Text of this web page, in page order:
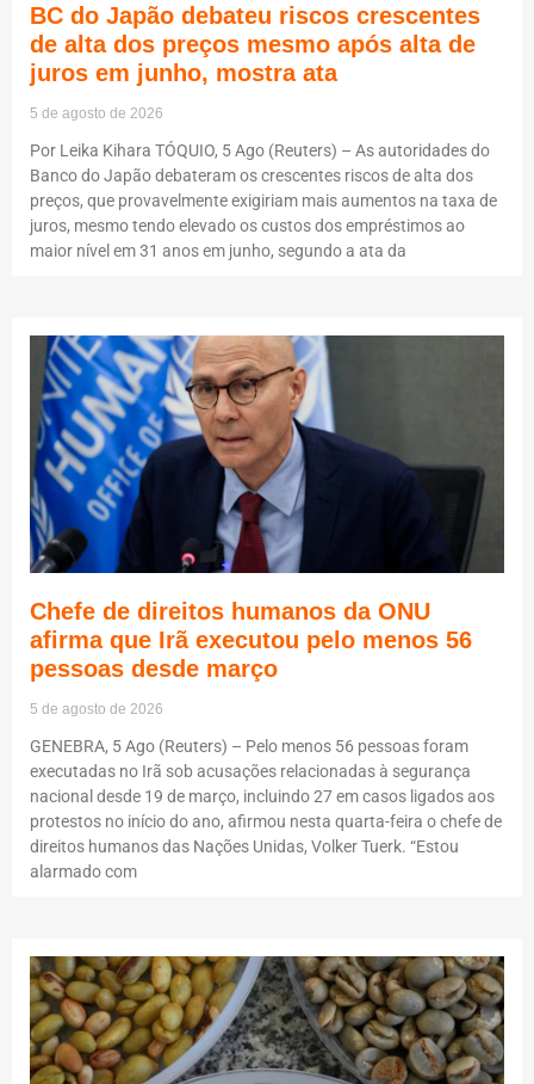
BC do Japão debateu riscos crescentes
de alta dos preços mesmo após alta de
juros em junho, mostra ata
5 de agosto de 2026
Por Leika Kihara TÓQUIO, 5 Ago (Reuters) – As autoridades do
Banco do Japão debateram os crescentes riscos de alta dos
preços, que provavelmente exigiriam mais aumentos na taxa de
juros, mesmo tendo elevado os custos dos empréstimos ao
maior nível em 31 anos em junho, segundo a ata da
Chefe de direitos humanos da ONU
afirma que Irã executou pelo menos 56
pessoas desde março
5 de agosto de 2026
GENEBRA, 5 Ago (Reuters) – Pelo menos 56 pessoas foram
executadas no Irã sob acusações relacionadas à segurança
nacional desde 19 de março, incluindo 27 em casos ligados aos
protestos no início do ano, afirmou nesta quarta-feira o chefe de
direitos humanos das Nações Unidas, Volker Tuerk. “Estou
alarmado com